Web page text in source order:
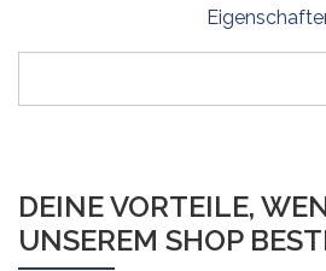
DEINE VORTEILE,
UNSEREM SHOP